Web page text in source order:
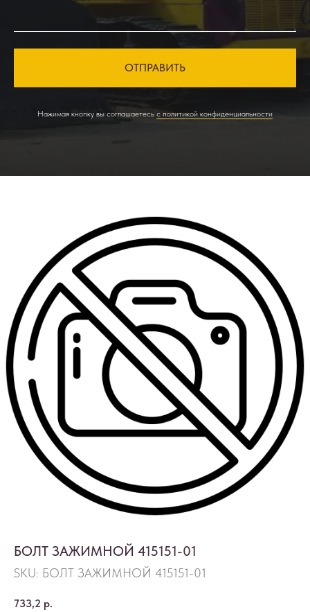
ОТПРАВИТЬ
Нажимая кнопку вы соглашаетесь с политикой конфиденциальности
БОЛТ ЗАЖИМНОЙ 415151-01
SKU: БОЛТ ЗАЖИМНОЙ 415151-01
733,2 р.